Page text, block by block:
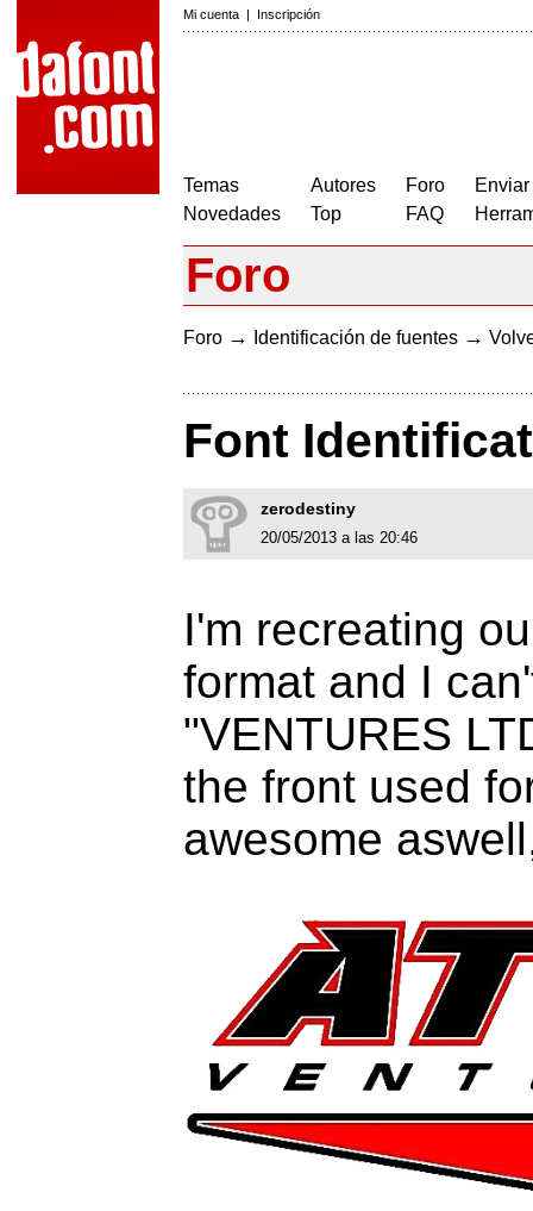
Mi cuenta | Inscripción
Temas
Novedades
Autores
Top
Foro
FAQ
Foro
Foro → Identificación de fuentes →
Font
zerodestiny
20/05/2013 a las 20:46
I'm recreating
format and I
"VENTURES
the front used
awesome